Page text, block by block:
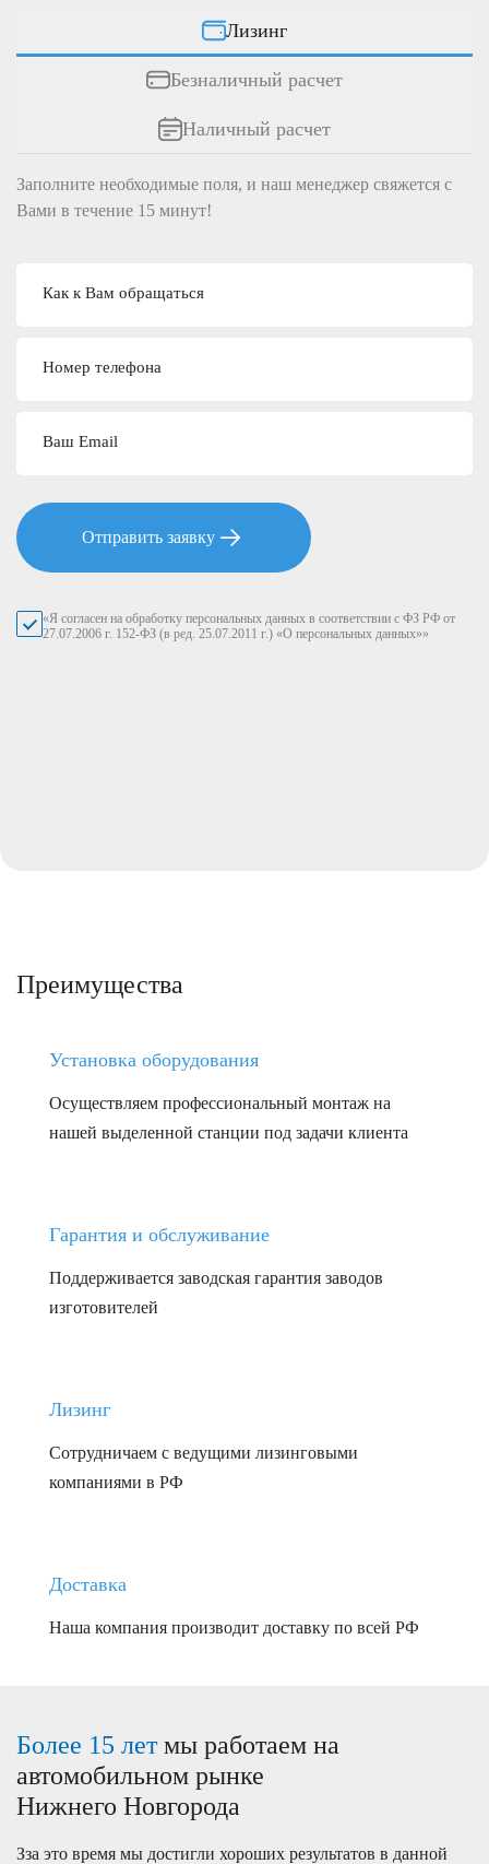
Лизинг
Безналичный расчет
Наличный расчет
Заполните необходимые поля, и наш менеджер свяжется c
Вами в течение 15 минут!
Как к Вам обращаться
Номер телефона
Ваш Email
Отправить заявку
«Я согласен на обработку персональных данных в соответствии с ФЗ РФ от
27.07.2006 г. 152-ФЗ (в ред. 25.07.2011 г.) «О персональных данных»»
Преимущества
Установка оборудования
Осуществляем профессиональный монтаж на
нашей выделенной станции под задачи клиента
Гарантия и обслуживание
Поддерживается заводская гарантия заводов
изготовителей
Лизинг
Сотрудничаем с ведущими лизинговыми
компаниями в РФ
Доставка
Наша компания производит доставку по всей РФ
Более 15 летмы работаем на
автомобильном рынке
Нижнего Новгорода
Зза это время мы достигли хороших результатов в данной